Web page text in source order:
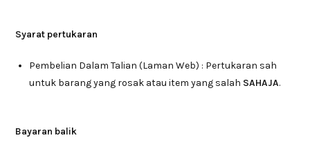
Syarat pertukaran
Pembelian Dalam Talian (Laman Web) : Pertukaran sah
untuk barang yang rosak atau item yang salah SAHAJA.
Bayaran balik